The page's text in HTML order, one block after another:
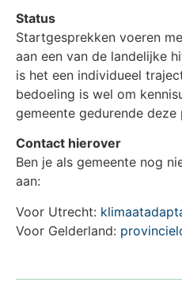
Status
Startgesprekken voeren
aan een van de landelijke
is het een individueel
bedoeling is wel om
gemeente gedurende
Contact hierover
Ben je als gemeente nog
aan:
Voor Utrecht:
Voor Gelderland: